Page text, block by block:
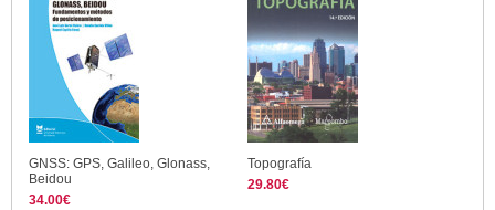
GNSS: GPS, Galileo, Glonass,
Beidou
34.00€
Topografía
29.80€